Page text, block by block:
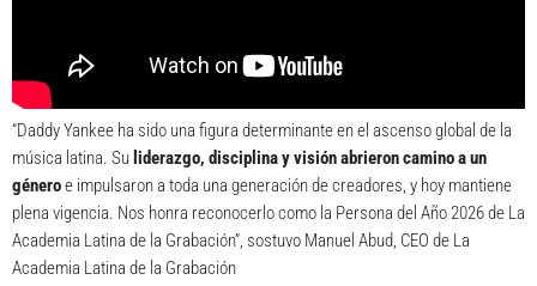
“Daddy Yankee ha sido una figura determinante en el ascenso global de la
música latina. Su liderazgo, disciplina y visión abrieron camino a un
géneroe impulsaron a toda una generación de creadores, y hoy mantiene
plena vigencia. Nos honra reconocerlo como la Persona del Año 2026 de La
Academia Latina de la Grabación”, sostuvo Manuel Abud, CEO de La
Academia Latina de la Grabación